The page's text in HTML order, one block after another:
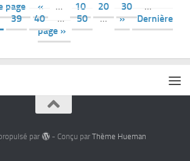
page « … 10 20 30
…
39 40 … 50 … »
Dernière
page »
par - Conçu par Thème Hueman